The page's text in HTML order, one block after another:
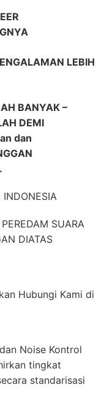
LEBIH
BANYAK –
DEMI
dan
INDONESIA
SUARA
DIATAS
Hubungi Kami di
Noise Kontrol
tingkat
standarisasi